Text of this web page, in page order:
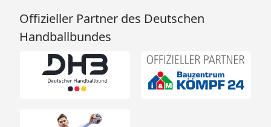
Offizieller Partner des Deutschen
Handballbundes